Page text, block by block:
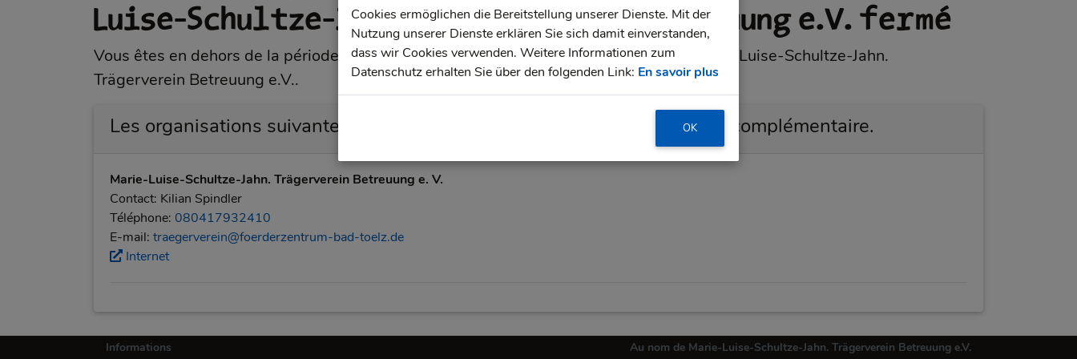
Luise-Schultze-Jahn. Trägerverein Betreuung e.V. fermé
Vous êtes en dehors de la période d'inscription pour la garde d'enfants à l'école en Marie-Luise-Schultze-Jahn.
Trägerverein Betreuung e.V..
Les organisations suivantes sont à votre disposition pour toute question complémentaire.
Marie-Luise-Schultze-Jahn. Trägerverein Betreuung e. V.
Contact: Kilian Spindler
Téléphone: 080417932410
E-mail: traegerverein@foerderzentrum-bad-toelz.de
Internet
Informations
Au nom de Marie-Luise-Schultze-Jahn. Trägerverein Betreuung e.V.
Cookies ermöglichen die Bereitstellung unserer Dienste. Mit der
Nutzung unserer Dienste erklären Sie sich damit einverstanden,
dass wir Cookies verwenden. Weitere Informationen zum
Datenschutz erhalten Sie über den folgenden Link: En savoir plus
OK